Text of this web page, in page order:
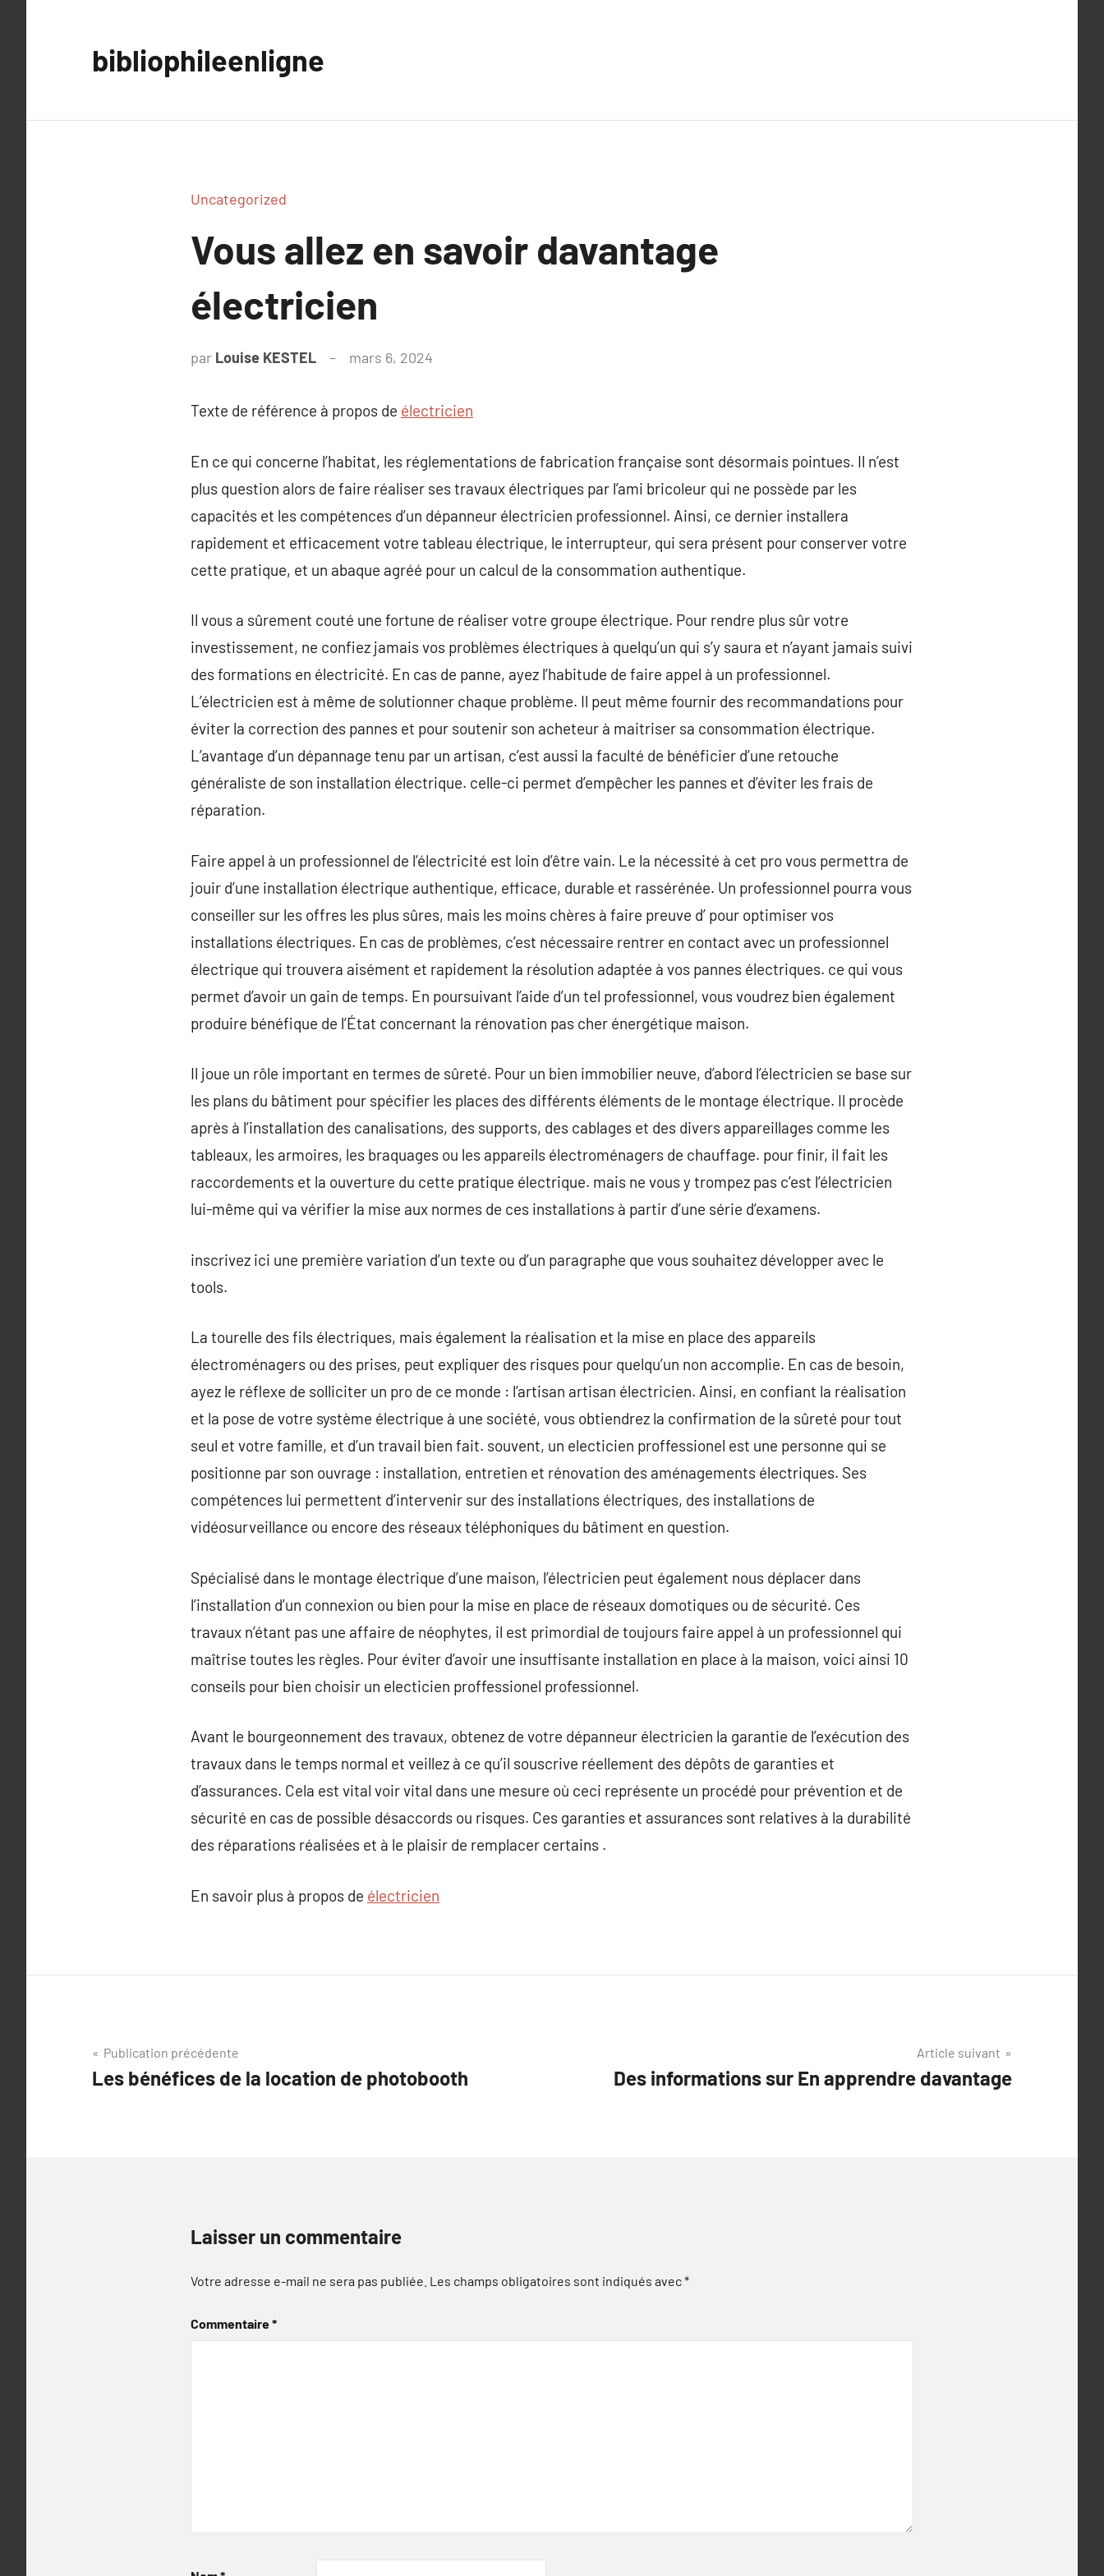
bibliophileenligne
Uncategorized
Vous allez en savoir davantage
électricien
par Louise KESTEL mars 6, 2024
Texte de référence à propos de électricien
En ce qui concerne l’habitat, les réglementations de fabrication française sont désormais pointues. Il n’est
plus question alors de faire réaliser ses travaux électriques par l’ami bricoleur qui ne possède par les
capacités et les compétences d’un dépanneur électricien professionnel. Ainsi, ce dernier installera
rapidement et efficacement votre tableau électrique, le interrupteur, qui sera présent pour conserver votre
cette pratique, et un abaque agréé pour un calcul de la consommation authentique.
Il vous a sûrement couté une fortune de réaliser votre groupe électrique. Pour rendre plus sûr votre
investissement, ne confiez jamais vos problèmes électriques à quelqu’un qui s’y saura et n’ayant jamais suivi
des formations en électricité. En cas de panne, ayez l’habitude de faire appel à un professionnel.
L’électricien est à même de solutionner chaque problème. Il peut même fournir des recommandations pour
éviter la correction des pannes et pour soutenir son acheteur à maitriser sa consommation électrique.
L’avantage d’un dépannage tenu par un artisan, c’est aussi la faculté de bénéficier d’une retouche
généraliste de son installation électrique. celle-ci permet d’empêcher les pannes et d’éviter les frais de
réparation.
Faire appel à un professionnel de l’électricité est loin d’être vain. Le la nécessité à cet pro vous permettra de
jouir d’une installation électrique authentique, efficace, durable et rassérénée. Un professionnel pourra vous
conseiller sur les offres les plus sûres, mais les moins chères à faire preuve d’ pour optimiser vos
installations électriques. En cas de problèmes, c’est nécessaire rentrer en contact avec un professionnel
électrique qui trouvera aisément et rapidement la résolution adaptée à vos pannes électriques. ce qui vous
permet d’avoir un gain de temps. En poursuivant l’aide d’un tel professionnel, vous voudrez bien également
produire bénéfique de l’État concernant la rénovation pas cher énergétique maison.
Il joue un rôle important en termes de sûreté. Pour un bien immobilier neuve, d’abord l’électricien se base sur
les plans du bâtiment pour spécifier les places des différents éléments de le montage électrique. Il procède
après à l’installation des canalisations, des supports, des cablages et des divers appareillages comme les
tableaux, les armoires, les braquages ou les appareils électroménagers de chauffage. pour finir, il fait les
raccordements et la ouverture du cette pratique électrique. mais ne vous y trompez pas c’est l’électricien
lui-même qui va vérifier la mise aux normes de ces installations à partir d’une série d’examens.
inscrivez ici une première variation d’un texte ou d’un paragraphe que vous souhaitez développer avec le
tools.
La tourelle des fils électriques, mais également la réalisation et la mise en place des appareils
électroménagers ou des prises, peut expliquer des risques pour quelqu’un non accomplie. En cas de besoin,
ayez le réflexe de solliciter un pro de ce monde : l’artisan artisan électricien. Ainsi, en confiant la réalisation
et la pose de votre système électrique à une société, vous obtiendrez la confirmation de la sûreté pour tout
seul et votre famille, et d’un travail bien fait. souvent, un electicien proffessionel est une personne qui se
positionne par son ouvrage : installation, entretien et rénovation des aménagements électriques. Ses
compétences lui permettent d’intervenir sur des installations électriques, des installations de
vidéosurveillance ou encore des réseaux téléphoniques du bâtiment en question.
Spécialisé dans le montage électrique d’une maison, l’électricien peut également nous déplacer dans
l’installation d’un connexion ou bien pour la mise en place de réseaux domotiques ou de sécurité. Ces
travaux n’étant pas une affaire de néophytes, il est primordial de toujours faire appel à un professionnel qui
maîtrise toutes les règles. Pour éviter d’avoir une insuffisante installation en place à la maison, voici ainsi 10
conseils pour bien choisir un electicien proffessionel professionnel.
Avant le bourgeonnement des travaux, obtenez de votre dépanneur électricien la garantie de l’exécution des
travaux dans le temps normal et veillez à ce qu’il souscrive réellement des dépôts de garanties et
d’assurances. Cela est vital voir vital dans une mesure où ceci représente un procédé pour prévention et de
sécurité en cas de possible désaccords ou risques. Ces garanties et assurances sont relatives à la durabilité
des réparations réalisées et à le plaisir de remplacer certains .
En savoir plus à propos de électricien
Navigation
de
Publication précédente
Les bénéfices de la location de photobooth
Article suivant
Des informations sur En apprendre davantage
Laisser un commentaire
Votre adresse e-mail ne sera pas publiée. Les champs obligatoires sont indiqués avec*
Commentaire*